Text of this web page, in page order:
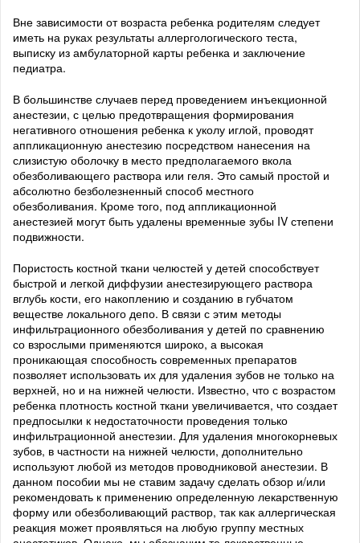
Вне зависимости от возраста ребенка родителям следует
иметь на руках результаты аллергологического теста,
выписку из амбулаторной карты ребенка и заключение
педиатра.
В большинстве случаев перед проведением инъекционной
анестезии, с целью предотвращения формирования
негативного отношения ребенка к уколу иглой, проводят
аппликационную анестезию посредством нанесения на
слизистую оболочку в место предполагаемого вкола
обезболивающего раствора или геля. Это самый простой и
абсолютно безболезненный способ местного
обезболивания. Кроме того, под аппликационной
анестезией могут быть удалены временные зубы IV степени
подвижности.
Пористость костной ткани челюстей у детей способствует
быстрой и легкой диффузии анестезирующего раствора
вглубь кости, его накоплению и созданию в губчатом
веществе локального депо. В связи с этим методы
инфильтрационного обезболивания у детей по сравнению
со взрослыми применяются широко, а высокая
проникающая способность современных препаратов
позволяет использовать их для удаления зубов не только на
верхней, но и на нижней челюсти. Известно, что с возрастом
ребенка плотность костной ткани увеличивается, что создает
предпосылки к недостаточности проведения только
инфильтрационной анестезии. Для удаления многокорневых
зубов, в частности на нижней челюсти, дополнительно
используют любой из методов проводниковой анестезии. В
данном пособии мы не ставим задачу сделать обзор и/или
рекомендовать к применению определенную лекарственную
форму или обезболивающий раствор, так как аллергическая
реакция может проявляться на любую группу местных